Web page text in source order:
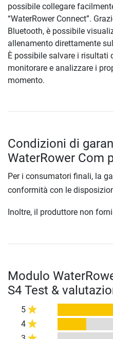
possibile collegare
“WaterRower Connect”.
Bluetooth, è possibile
allenamento direttamente
È possibile salvare i risultati
monitorare e analizzare i
momento.
Condizioni di
WaterRower Com
Per i consumatori finali, la
conformità con le
Inoltre, il produttore non
Modulo
S4 Test &
5
4